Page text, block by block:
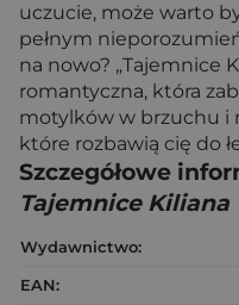
uczucie, może warto
pełnym
na nowo? „Tajemnice
romantyczna, która
motylków w brzuchu i
które rozbawią cię do
Szczegółowe
Tajemnice Kiliana
Wydawnictwo:
EAN: